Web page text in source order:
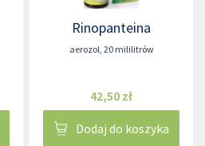
Rinopanteina
aerozol, 20 mililitrów
42,50 zł
Dodaj do koszyka